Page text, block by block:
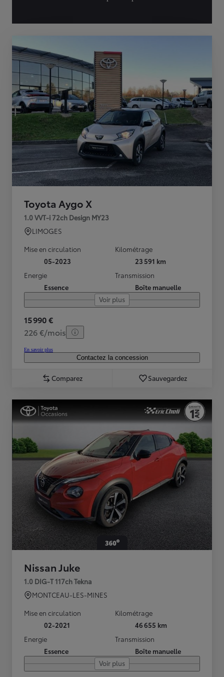
Toyota Aygo X
1.0 VVT-i 72ch Design MY23
LIMOGES
Mise en circulation
05-2023
Kilométrage
23 591 km
Energie
Essence
Transmission
Boîte manuelle
Voir plus
15 990 €
226 €/mois
En savoir plus
Contactez la concession
Comparez Sauvegardez
Nissan Juke
1.0 DIG-T 117ch Tekna
MONTCEAU-LES-MINES
Mise en circulation
02-2021
Kilométrage
46 655 km
Energie
Essence
Transmission
Boîte manuelle
Voir plus